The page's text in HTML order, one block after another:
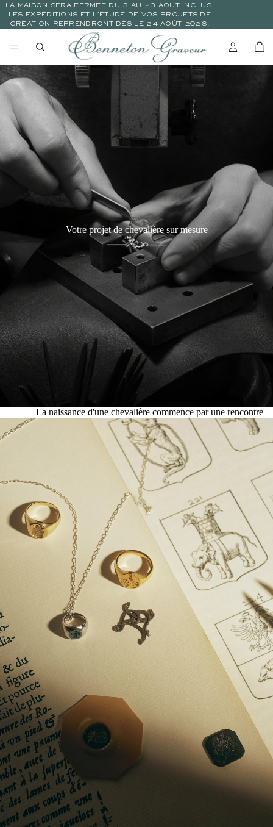
LA MAISON SERA FERMÉE DU 3 AU 23 AOÛT INCLUS.
LES EXPÉDITIONS ET L’ÉTUDE DE VOS PROJETS DE
CRÉATION REPRENDRONT DÈS LE 24 AOÛT 2026.
Votre projet de chevalière sur mesure
La naissance d'une chevalière commence par une rencontre